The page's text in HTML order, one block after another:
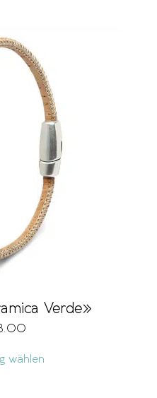
Verde»
wählen